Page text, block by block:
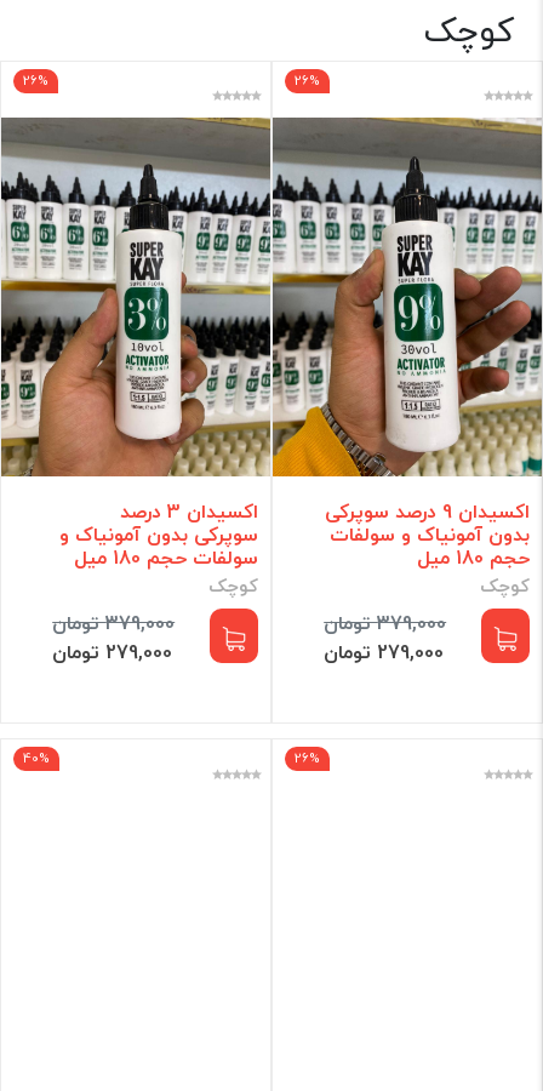
رنگ و اکسیدان مو
برند
فقط کالاهای موجود
فیلتر براساس قیمت :
قیمت:0 - 358,000 تومان
فیلتر
کوچک
26%
اکسیدان 9 درصد سوپرکی
بدون آمونیاک و سولفات
حجم 180 میل
کوچک
379,000 تومان
279,000 تومان
26%
اکسیدان 3 درصد
سوپرکی بدون آمونیاک و
سولفات حجم 180 میل
کوچک
379,000 تومان
279,000 تومان
26%
40%